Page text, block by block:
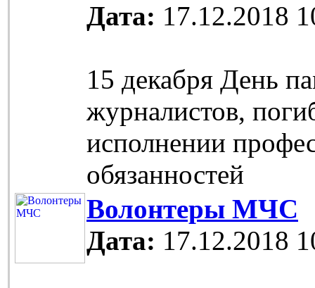
Дата: 17.12.2018
15 декабря День
журналистов,
исполнении
обязанностей
Волонтеры МЧС
Дата: 17.12.2018